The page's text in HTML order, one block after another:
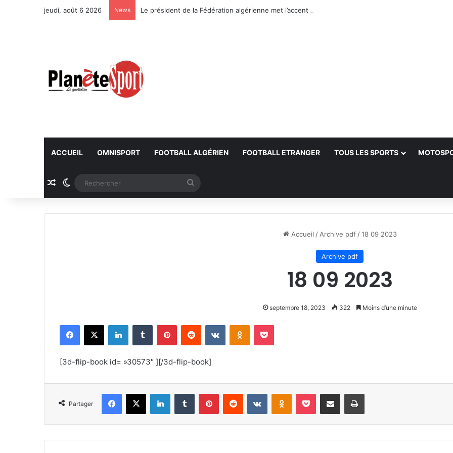
jeudi, août 6 2026 News
ACCUEIL OMNISPORT FOOTBALL ALGÉRIEN FOOTBALL ETRANGER TOUS LES SPORTS
Article Aléatoire
Switch skin
Accueil / Archive pdf / 18 09 2023
Archive pdf
18 09 2023
septembre 18, 2023 322 Moins d’une minute
Facebook
X LinkedinTumblr PinterestReddit VKontakteOdnoklassniki
Pocket
[3d-flip-book id= »30573″ ][/3d-flip-book]
Partager
Facebook
X LinkedinTumblr PinterestReddit VKontakteOdnoklassniki
Pocket Partager par email Imprimer